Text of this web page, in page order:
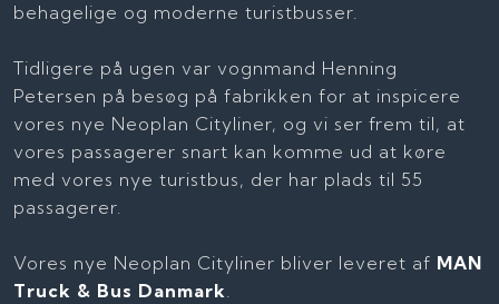
behagelige og moderne turistbusser.
Tidligere på ugen var vognmand Henning
Petersen på besøg på fabrikken for at inspicere
vores nye Neoplan Cityliner, og vi ser frem til, at
vores passagerer snart kan komme ud at køre
med vores nye turistbus, der har plads til 55
passagerer.
Vores nye Neoplan Cityliner bliver leveret af MAN
Truck & Bus Danmark.